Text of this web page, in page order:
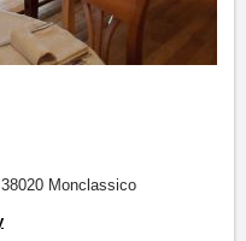
Monclassico